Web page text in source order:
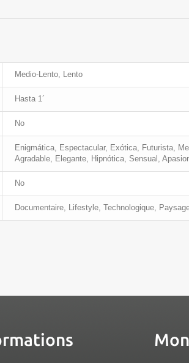
Medio-Lento, Lento
Hasta 1´
No
Enigmática, Espectacular, Exótica, Futurista,
Agradable, Elegante, Hipnótica, Sensual,
No
Documentaire, Lifestyle, Technologique,